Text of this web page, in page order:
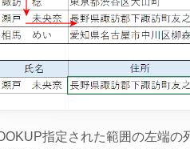
指定された範囲の左端の